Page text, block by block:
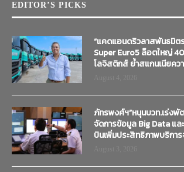
EDITOR’S PICKS
“แคดแอนดริวลาสพันธมิต
Super Euro5 ล็อตใหญ่
โลจิสติกส์ ย้ำสแกนเนียคว
ภัทรพงศ์ฯ”หนุนบวท.เร่งพั
จัดการข้อมูล Big Data แล
บินเพิ่มประสิทธิภาพบริการ